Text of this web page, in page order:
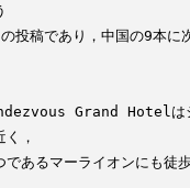
投稿であり，中国の9本に
Grand Hotelは
，
であるマーライオンにも徒